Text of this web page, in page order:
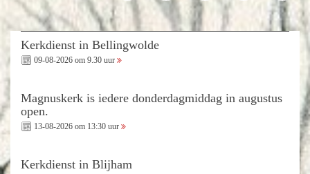
Kerkdienst in Bellingwolde
09-08-2026 om 9.30 uur
Magnuskerk is iedere donderdagmiddag in augustus
open.
13-08-2026 om 13:30 uur
Kerkdienst in Blijham